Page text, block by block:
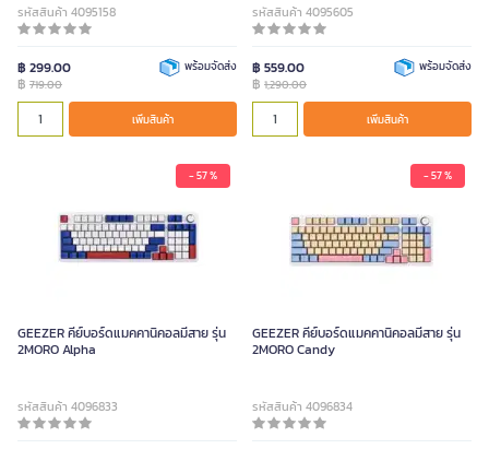
รหัสสินค้า 4095158
฿ 299.00
฿ 719.00
พร้อมจัดส่ง
เพิ่มสินค้า
รหัสสินค้า 4095605
฿ 559.00
฿ 1,290.00
พร้อมจัดส่ง
เพิ่มสินค้า
- 57 %
GEEZER คีย์บอร์ดแมคคานิคอลมีสาย รุ่น
2MORO Alpha
รหัสสินค้า 4096833
- 57 %
GEEZER คีย์บอร์ดแมคคานิคอลมีสาย รุ่น
2MORO Candy
รหัสสินค้า 4096834